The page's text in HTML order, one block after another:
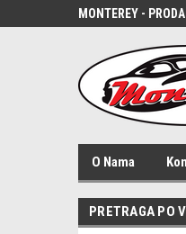
MONTEREY -
O Nama
PRETRAGA PO